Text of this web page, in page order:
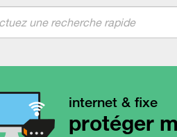
internet & fixe
protéger